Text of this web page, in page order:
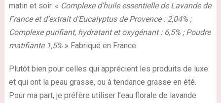
matin et soir. « Complexe d’huile essentielle de Lavande de
France et d’extrait d’Eucalyptus de Provence : 2,04% ;
Complexe purifiant, hydratant et oxygénant : 6,5% ; Poudre
matifiante 1,5% » Fabriqué en France
Plutôt bien pour celles qui apprécient les produits de luxe
et qui ont la peau grasse, ou à tendance grasse en été.
Pour ma part, je préfère utiliser l’eau florale de lavande